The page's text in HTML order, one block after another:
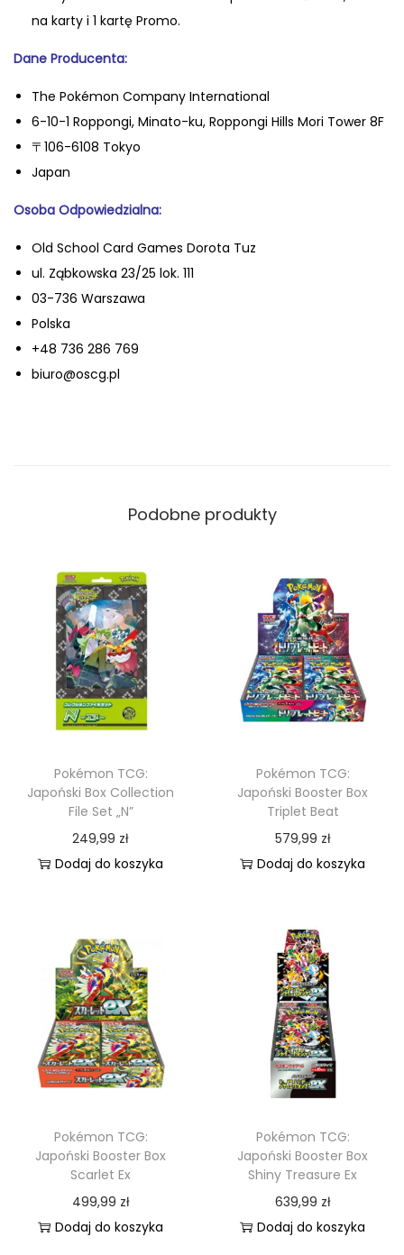
na karty i 1 kartę Promo.
Dane Producenta:
The Pokémon Company International
6-10-1 Roppongi, Minato-ku, Roppongi Hills Mori Tower 8F
〒106-6108 Tokyo
Japan
Osoba Odpowiedzialna:
Old School Card Games Dorota Tuz
ul. Ząbkowska 23/25 lok. 111
03-736 Warszawa
Polska
+48 736 286 769
biuro@oscg.pl
Podobne produkty
Pokémon TCG:
Japoński Box Collection
File Set „N”
249,99 zł
Dodaj do koszyka
Pokémon TCG:
Japoński Booster Box
Triplet Beat
579,99 zł
Dodaj do koszyka
Pokémon TCG:
Japoński Booster Box
Scarlet Ex
499,99 zł
Dodaj do koszyka
Pokémon TCG:
Japoński Booster Box
Shiny Treasure Ex
639,99 zł
Dodaj do koszyka